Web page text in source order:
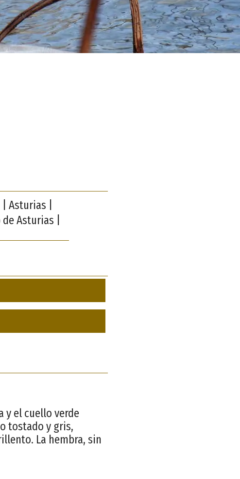
Asturias |
Asturias |
y el cuello verde
tostado y gris,
La hembra, sin